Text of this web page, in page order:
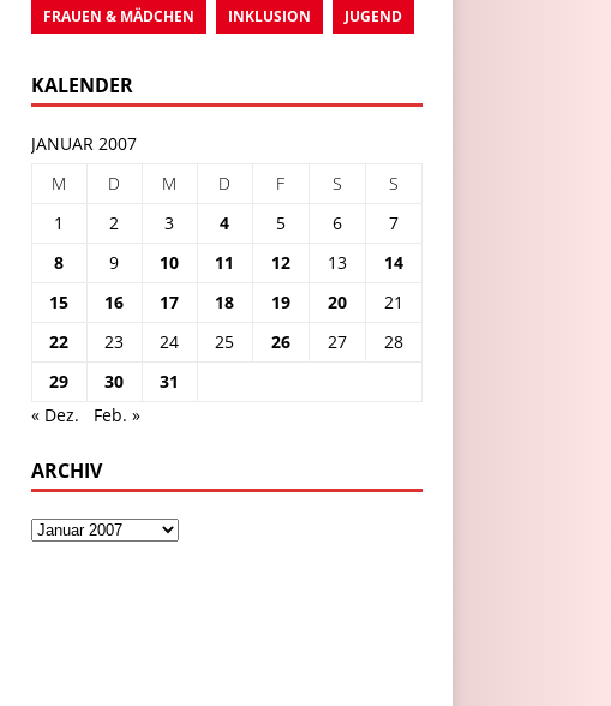
FRAUEN & MÄDCHEN INKLUSION JUGEND
KALENDER
JANUAR 2007
M
D M D F S
S
1
2 3 4 5 6
7
8
9 10 11 12 13
14
15
16 17 18 19 20
21
22
23 24 25 26 27
28
29
30
31
« Dez.
Feb. »
ARCHIV